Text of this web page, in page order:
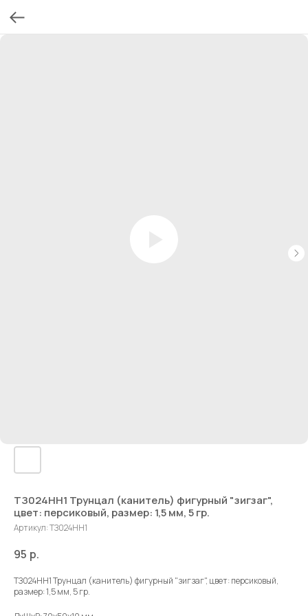
ТЗ024НН1 Трунцал (канитель) фигурный "зигзаг",
цвет: персиковый, размер: 1,5 мм, 5 гр.
Артикул:ТЗ024НН1
95 р.
ТЗ024НН1 Трунцал (канитель) фигурный "зигзаг", цвет: персиковый,
размер: 1,5 мм, 5 гр.